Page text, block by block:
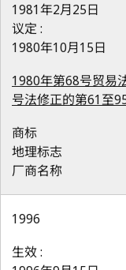
1981年2月25日
议定 :
1980年10月15日
1980年第68号贸易
号法修正的第61至95
商标
地理标志
厂商名称
1996
生效 :